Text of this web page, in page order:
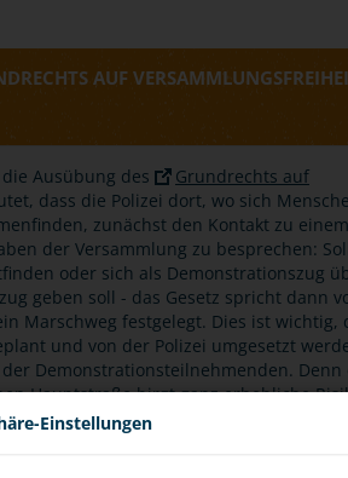
AUF
Ausübung des
Grundrechts auf
dass die Polizei dort, wo sich
zunächst den Kontakt zu einem
der Versammlung zu besprechen:
oder sich als Demonstrationszug
geben soll - das Gesetz spricht dann
Marschweg festgelegt. Dies ist wichtig,
und von der Polizei umgesetzt
Demonstrationsteilnehmenden. Denn
Hauptstraße birgt ganz erhebliche
Einstellungen